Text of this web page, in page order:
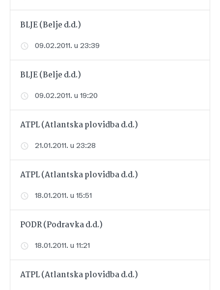
BLJE (Belje d.d.)
09.02.2011. u 23:39
BLJE (Belje d.d.)
09.02.2011. u 19:20
ATPL (Atlantska plovidba d.d.)
21.01.2011. u 23:28
ATPL (Atlantska plovidba d.d.)
18.01.2011. u 15:51
PODR (Podravka d.d.)
18.01.2011. u 11:21
ATPL (Atlantska plovidba d.d.)